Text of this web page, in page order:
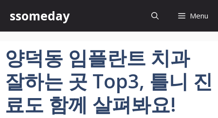
츠
건
뛰
ssomeday Menu
양덕동 임플란트 치과
잘하는 곳 Top3, 틀니 진
료도 함께 살펴봐요!